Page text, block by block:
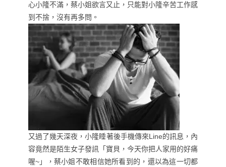
心小隆不滿，蔡小姐欲言又止，只能對小隆辛苦工作感
到不捨，沒有再多問。
又過了幾天深夜，小隆睡著後手機傳來Line的訊息，內
容竟然是陌生女子發訊「寶貝，今天你把人家用的好痛
喔~」，蔡小姐不敢相信她所看到的，還以為這一切都